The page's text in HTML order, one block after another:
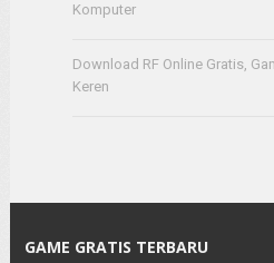
Komputer
Download RF Online Gratis,
Keren
GAME GRATIS TERBARU